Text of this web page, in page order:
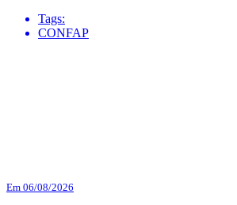
Tags:
CONFAP
Em 06/08/2026